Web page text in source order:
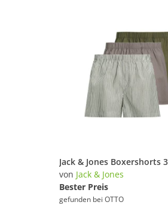
von Jack & Jones
Bester Preis
gefunden bei OTTO